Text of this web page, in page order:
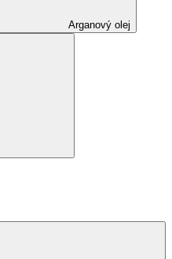
Arganový olej